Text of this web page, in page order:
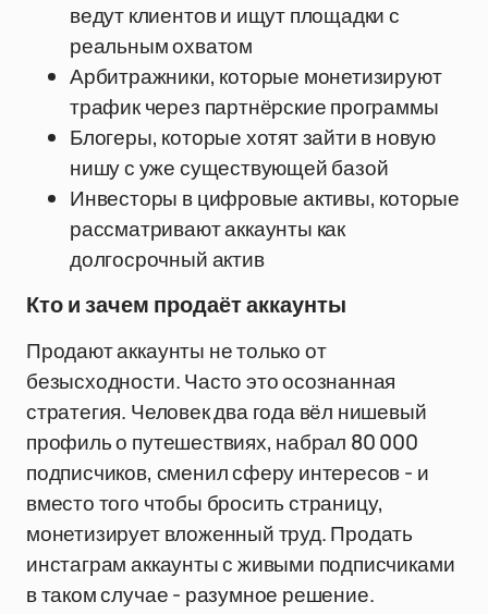
ведут клиентов и ищут площадки с
реальным охватом
Арбитражники, которые монетизируют
трафик через партнёрские программы
Блогеры, которые хотят зайти в новую
нишу с уже существующей базой
Инвесторы в цифровые активы, которые
рассматривают аккаунты как
долгосрочный актив
Кто и зачем продаёт аккаунты
Продают аккаунты не только от
безысходности. Часто это осознанная
стратегия. Человек два года вёл нишевый
профиль о путешествиях, набрал 80 000
подписчиков, сменил сферу интересов - и
вместо того чтобы бросить страницу,
монетизирует вложенный труд. Продать
инстаграм аккаунты с живыми подписчиками
в таком случае - разумное решение.